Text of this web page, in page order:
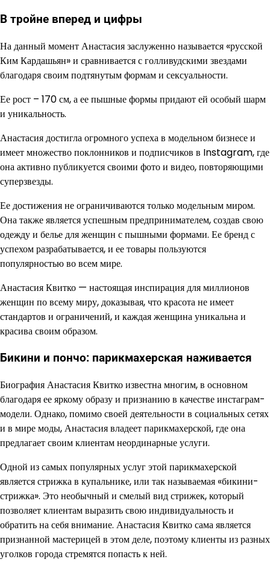
В тройне вперед и цифры
На данный момент Анастасия заслуженно называется «русской
Ким Кардашьян» и сравнивается с голливудскими звездами
благодаря своим подтянутым формам и сексуальности.
Ее рост – 170 см, а ее пышные формы придают ей особый шарм
и уникальность.
Анастасия достигла огромного успеха в модельном бизнесе и
имеет множество поклонников и подписчиков в Instagram, где
она активно публикуется своими фото и видео, повторяющими
суперзвезды.
Ее достижения не ограничиваются только модельным миром.
Она также является успешным предпринимателем, создав свою
одежду и белье для женщин с пышными формами. Ее бренд с
успехом разрабатывается, и ее товары пользуются
популярностью во всем мире.
Анастасия Квитко — настоящая инспирация для миллионов
женщин по всему миру, доказывая, что красота не имеет
стандартов и ограничений, и каждая женщина уникальна и
красива своим образом.
Бикини и пончо: парикмахерская наживается
Биография Анастасия Квитко известна многим, в основном
благодаря ее яркому образу и признанию в качестве инстаграм-
модели. Однако, помимо своей деятельности в социальных сетях
и в мире моды, Анастасия владеет парикмахерской, где она
предлагает своим клиентам неординарные услуги.
Одной из самых популярных услуг этой парикмахерской
является стрижка в купальнике, или так называемая «бикини-
стрижка». Это необычный и смелый вид стрижек, который
позволяет клиентам выразить свою индивидуальность и
обратить на себя внимание. Анастасия Квитко сама является
признанной мастерицей в этом деле, поэтому клиенты из разных
уголков города стремятся попасть к ней.